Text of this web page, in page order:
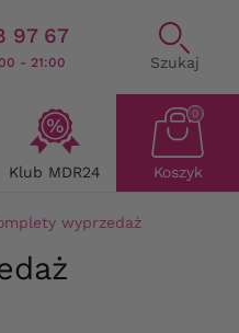
97 67
- 21:00 Szukaj
Klub MDR24 Koszyk
0
wyprzedaż